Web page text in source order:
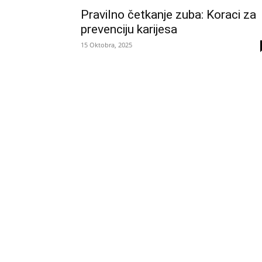
Pravilno četkanje zuba: Koraci za
prevenciju karijesa
15 Oktobra, 2025